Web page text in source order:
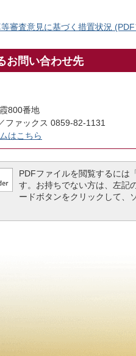
審査意見に基づく措置状況
お問い合わせ先
800番地
ファックス 0859-82-1131
はこちら
PDFファイルを閲覧するには
す。お持ちでない方は、左記
ードボタンをクリックして、